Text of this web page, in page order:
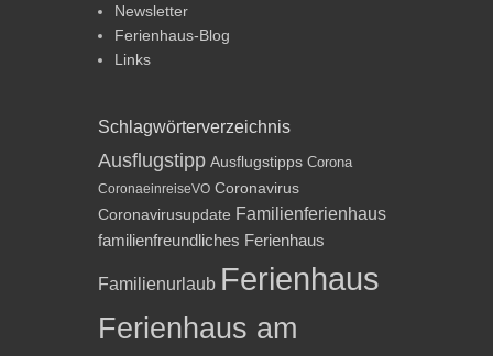
Newsletter
Ferienhaus-Blog
Links
Schlagwörterverzeichnis
Ausflugstipp Ausflugstipps Corona
CoronaeinreiseVO Coronavirus
Coronavirusupdate Familienferienhaus
familienfreundliches Ferienhaus
Familienurlaub Ferienhaus
Ferienhaus am